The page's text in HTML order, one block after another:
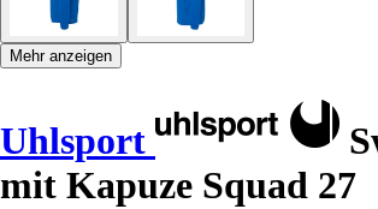
Mehr anzeigen
Uhlsport
mit Kapuze Squad 27